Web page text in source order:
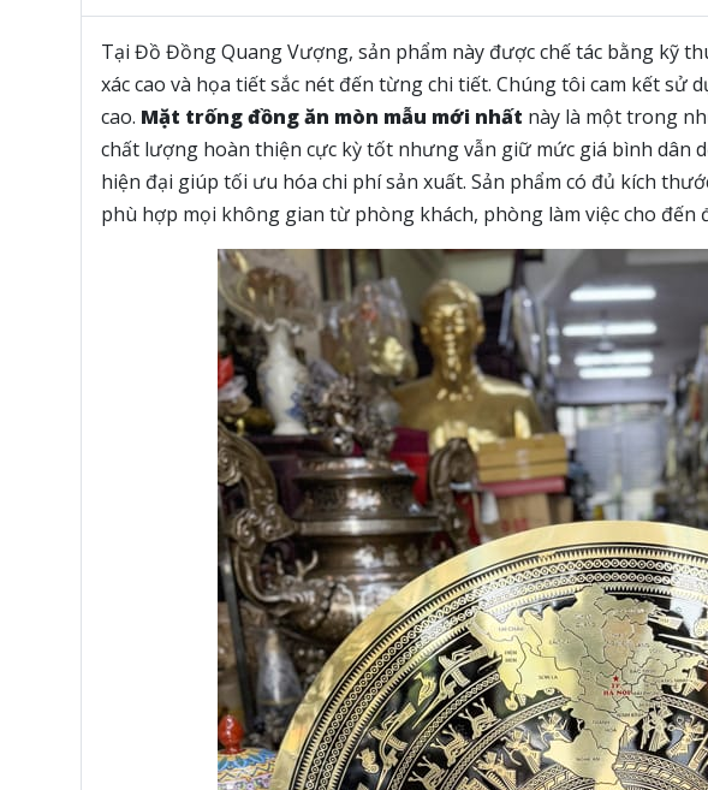
Tại Đồ Đồng Quang Vượng, sản phẩm này được chế tác bằng kỹ
xác cao và họa tiết sắc nét đến từng chi tiết. Chúng tôi cam kết
cao. Mặt trống đồng ăn mòn mẫu mới nhất này là một trong
chất lượng hoàn thiện cực kỳ tốt nhưng vẫn giữ mức giá bình dân
hiện đại giúp tối ưu hóa chi phí sản xuất. Sản phẩm có đủ kích
phù hợp mọi không gian từ phòng khách, phòng làm việc cho đến